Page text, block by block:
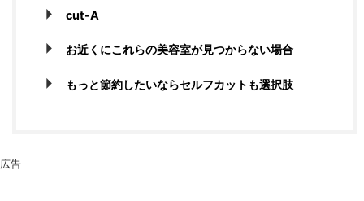
cut-A
お近くにこれらの美容室が見つからない場合
もっと節約したいならセルフカットも選択肢
広告